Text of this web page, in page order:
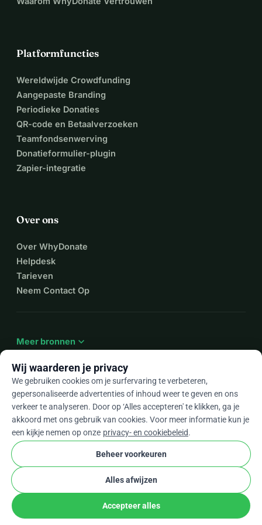
Platformfuncties
Wereldwijde Crowdfunding
Aangepaste Branding
Periodieke Donaties
QR-code en Betaalverzoeken
Teamfondsenwerving
Donatieformulier-plugin
Zapier-integratie
Over ons
Over WhyDonate
Helpdesk
Tarieven
Neem Contact Op
Meer bronnen expand_more
Nlarrow_drop_down
★★★★★ 4,9 / 5 op basis van 500+ reviews
WhyDonatePrivacy en cookies
Algemene voorwaarden
Cookie-instellingen
stripe check Geverifieerde Partner
Wij waarderen je privacy
We gebruiken cookies om je surfervaring te verbeteren,
gepersonaliseerde advertenties of inhoud weer te geven en ons
verkeer te analyseren. Door op ‘Alles accepteren' te klikken, ga je
akkoord met ons gebruik van cookies. Voor meer informatie kun je
een kijkje nemen op onze privacy- en cookiebeleid.
Beheer voorkeuren
Alles afwijzen
Accepteer alles